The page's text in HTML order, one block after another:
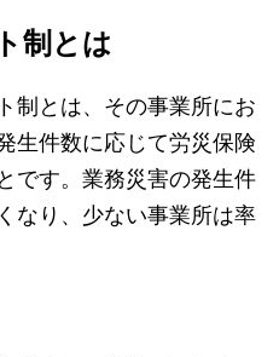
制とは
制とは、その事業所にお
生件数に応じて労災保険
です。業務災害の発生件
なり、少ない事業所は率